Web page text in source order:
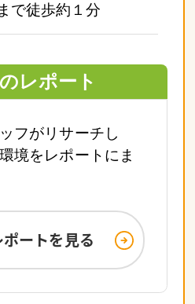
まで徒歩約１分
レポート
フがリサーチし
境をレポートにま
ートを見る